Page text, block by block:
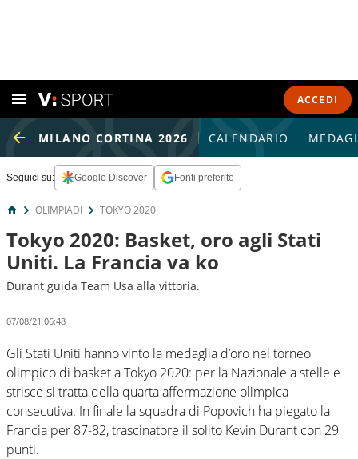
ACCEDI
MILANO CORTINA 2026 CALENDARIO
Seguici su: Google Discover Fonti preferite
OLIMPIADI TOKYO 2020
Tokyo 2020: Basket, oro agli Stati
Uniti. La Francia va ko
Durant guida Team Usa alla vittoria.
07/08/21 06:48
Gli Stati Uniti hanno vinto la medaglia d’oro nel torneo
olimpico di basket a Tokyo 2020: per la Nazionale a stelle e
strisce si tratta della quarta affermazione olimpica
consecutiva. In finale la squadra di Popovich ha piegato la
Francia per 87-82, trascinatore il solito Kevin Durant con 29
punti.